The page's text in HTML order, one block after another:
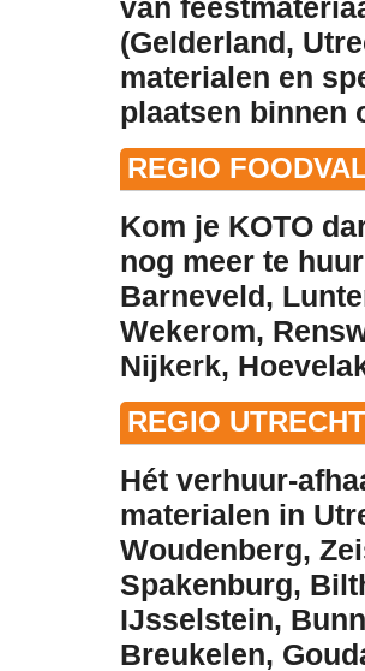
van
(Gelderland,
materialen en
plaatsen binnen
REGIO
Kom je KOTO
nog meer te huur
Barneveld,
Wekerom,
Nijkerk,
REGIO
Hét verhuur-
materialen in
Woudenberg,
Spakenburg,
IJsselstein,
Breukelen,